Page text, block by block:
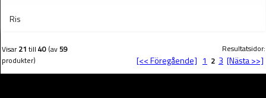
Ris
Visar21 till 40 (av59
produkter)
Resultatsidor:
[<< Föregående] 1 2 3 [Nästa >>]